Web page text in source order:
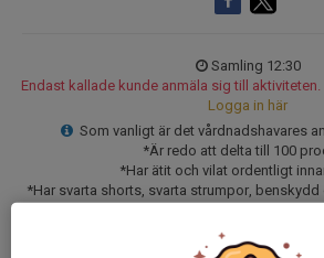
Samling 12:30
Endast kallade kunde anmäla sig till
Logga in här
Som vanligt är det vårdnadshavares
*Är redo att delta till 100
*Har ätit och vilat ordentligt
*Har svarta shorts, svarta strumpor,
*Att spelaren är i tid till samling och